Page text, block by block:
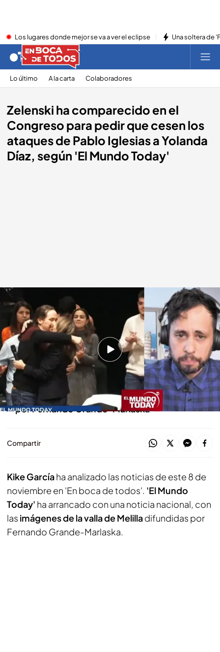
Los lugares donde mejor se va a ver el eclipse Una soltera de
Lo último A la carta Colaboradores
Zelenski ha comparecido en el
Congreso para pedir que cesen los
ataques de Pablo Iglesias a Yolanda
Díaz, según 'El Mundo Today'
En boca de todos
08 NOV 2022 - 18:54h.
'El Mundo Today' analiza la actualidad del 8 de
noviembre de 2022
Las imágenes de la valla de Melilla difundidas
por Fernando Grande-Marlaska
Compartir
Kike Garcíaha analizado las noticias de este 8 de
noviembre en 'En boca de todos'. 'El Mundo
Today' ha arrancado con una noticia nacional, con
las imágenes de la valla de Melilladifundidas por
Fernando Grande-Marlaska.